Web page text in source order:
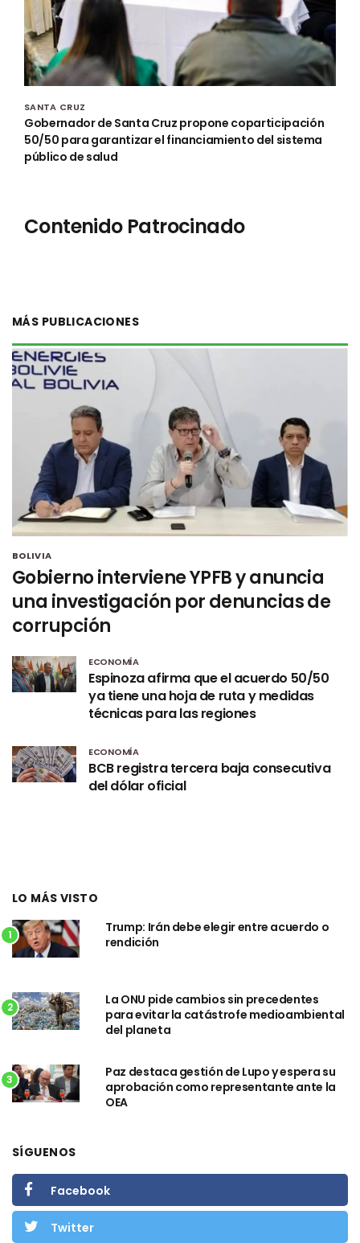
SANTA CRUZ
Gobernador de Santa Cruz propone coparticipación
50/50 para garantizar el financiamiento del sistema
público de salud
Contenido Patrocinado
MÁS PUBLICACIONES
BOLIVIA
Gobierno interviene YPFB y anuncia
una investigación por denuncias de
corrupción
ECONOMÍA
Espinoza afirma que el acuerdo 50/50
ya tiene una hoja de ruta y medidas
técnicas para las regiones
ECONOMÍA
BCB registra tercera baja consecutiva
del dólar oficial
LO MÁS VISTO
1
Trump: Irán debe elegir entre acuerdo o
rendición
2
La ONU pide cambios sin precedentes
para evitar la catástrofe medioambiental
del planeta
3
Paz destaca gestión de Lupo y espera su
aprobación como representante ante la
OEA
SÍGUENOS
Facebook
Twitter